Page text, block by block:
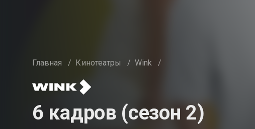
Главная / Кинотеатры / Wink /
6 кадров (сезон 2)